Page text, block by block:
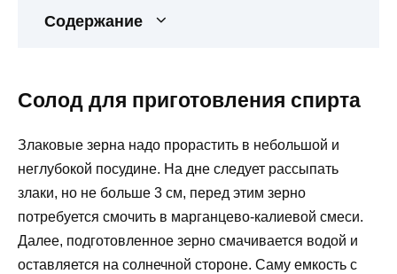
Содержание
Солод для приготовления спирта
Злаковые зерна надо прорастить в небольшой и
неглубокой посудине. На дне следует рассыпать
злаки, но не больше 3 см, перед этим зерно
потребуется смочить в марганцево-калиевой смеси.
Далее, подготовленное зерно смачивается водой и
оставляется на солнечной стороне. Саму емкость с